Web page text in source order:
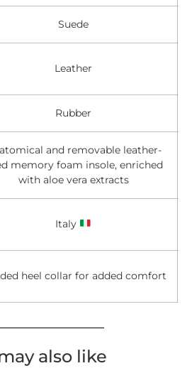
Suede
Leather
Rubber
and removable leather-
memory foam insole, enriched
with aloe vera extracts
Italy
heel collar for added comfort
also like